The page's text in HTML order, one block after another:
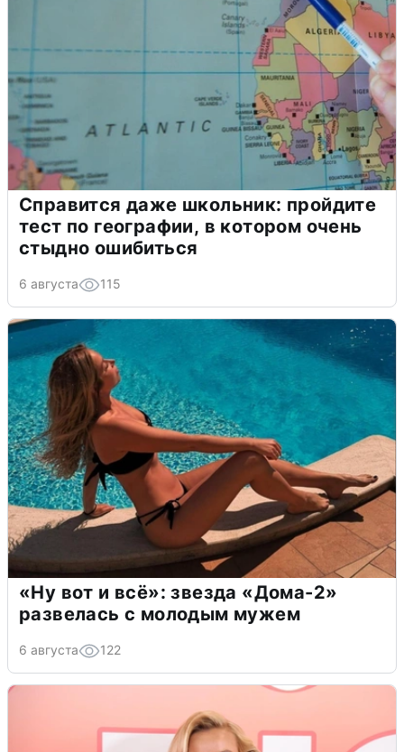
Справится даже школьник: пройдите
тест по географии, в котором очень
стыдно ошибиться
6 августа 115
«Ну вот и всё»: звезда «Дома-2»
развелась с молодым мужем
6 августа 122